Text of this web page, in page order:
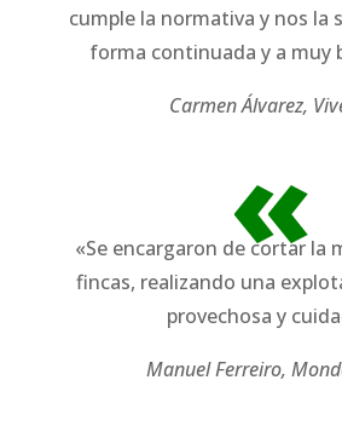
cumple la normativa y nos la
forma continuada y a muy
Carmen Álvarez,
«
«Se encargaron de cortar la
fincas, realizando una
provechosa y
Manuel Ferreiro,